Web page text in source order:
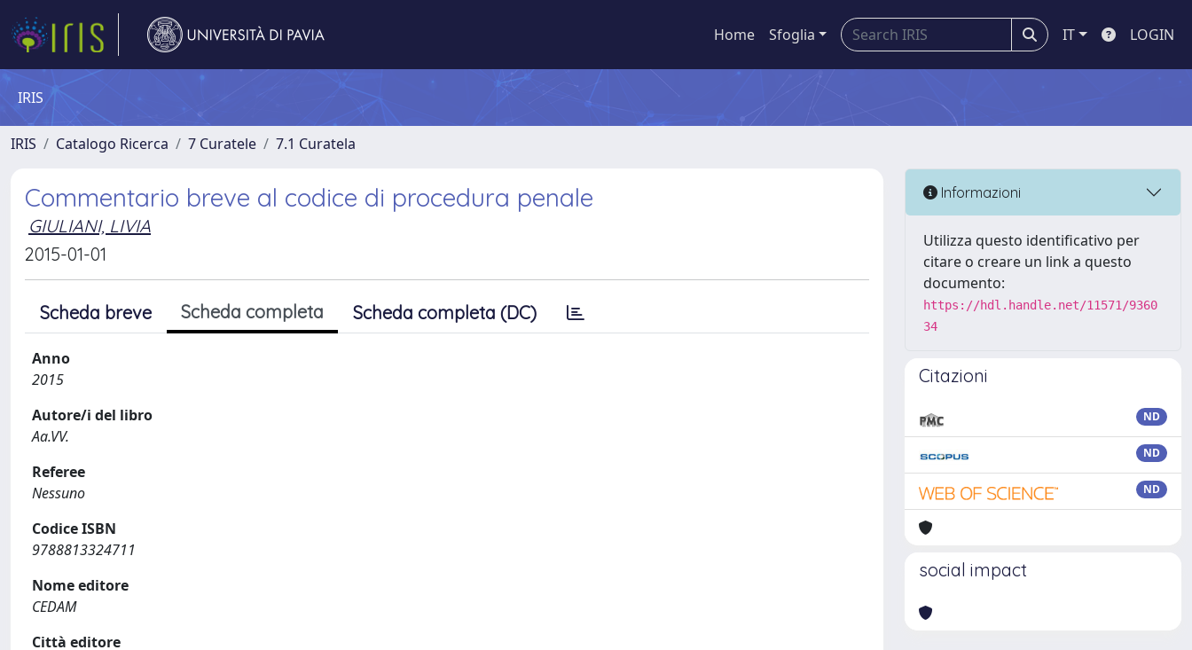
Home Sfoglia IT LOGIN
IRIS
IRIS Catalogo Ricerca 7 Curatele 7.1 Curatela
Commentario breve al codice di procedura penale
GIULIANI, LIVIA
2015-01-01
Scheda breve Scheda completa Scheda completa (DC)
Anno
2015
Autore/i del libro
Aa.VV.
Referee
Nessuno
Codice ISBN
9788813324711
Nome editore
CEDAM
Città editore
Informazioni
Utilizza questo identificativo per
citare o creare un link a questo
documento:
https://hdl.handle.net/11571/9360
34
Citazioni
ND
ND
ND
social impact